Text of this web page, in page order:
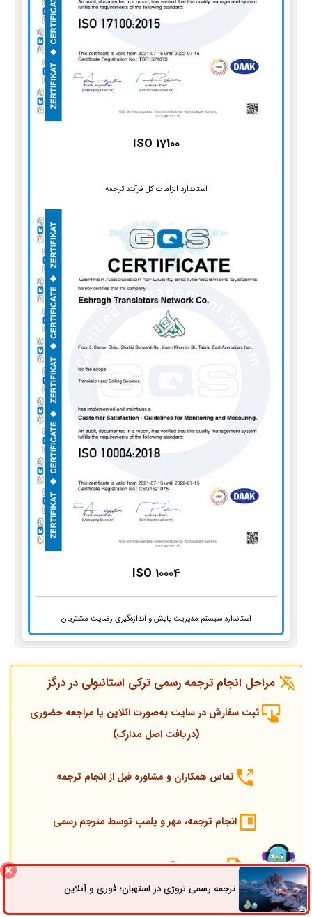
ISO 17100
استاندارد الزامات کل فرآیند ترجمه
ISO 10004
استاندارد سیستم مدیریت پایش و اندازه‌گیری رضایت مشتریان
مراحل انجام ترجمه رسمی ترکی استانبولی در درگز
ثبت سفارش در سایت به‌صورت آنلاین یا مراجعه حضوری
(دریافت اصل مدارک)
تماس همکاران و مشاوره قبل از انجام ترجمه
انجام ترجمه، مهر و پلمپ توسط مترجم رسمی
ارسال به دادگستری و وزارت امور خارجه
ارسال به کنسولگری ترکیه
ترجمه رسمی نروژی در استهبان؛ فوری و آنلاینثبت سفارش راه های ارتباطی